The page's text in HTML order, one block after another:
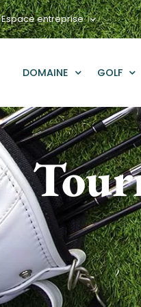
Espace entreprise
DOMAINE GOLF